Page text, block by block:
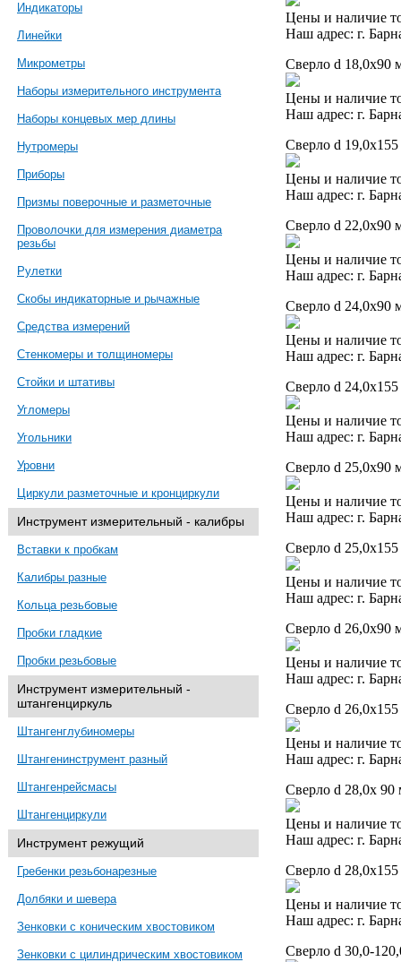
Индикаторы
Линейки
Микрометры
Наборы измерительного инструмента
Наборы концевых мер длины
Нутромеры
Приборы
Призмы поверочные и разметочные
Проволочки для измерения диаметра
резьбы
Рулетки
Скобы индикаторные и рычажные
Средства измерений
Стенкомеры и толщиномеры
Стойки и штативы
Угломеры
Угольники
Уровни
Циркули разметочные и кронциркули
Инструмент измерительный - калибры
Вставки к пробкам
Калибры разные
Кольца резьбовые
Пробки гладкие
Пробки резьбовые
Инструмент измерительный -
штангенциркуль
Штангенглубиномеры
Штангенинструмент разный
Штангенрейсмасы
Штангенциркули
Инструмент режущий
Гребенки резьбонарезные
Долбяки и шевера
Зенковки с коническим хвостовиком
Зенковки с цилиндрическим хвостовиком
Цены и наличие
Наш адрес: г.
Сверло d 18,0х90
Цены и наличие
Наш адрес: г.
Сверло d 19,0х155
Цены и наличие
Наш адрес: г.
Сверло d 22,0х90
Цены и наличие
Наш адрес: г.
Сверло d 24,0х90
Цены и наличие
Наш адрес: г.
Сверло d 24,0х155
Цены и наличие
Наш адрес: г.
Сверло d 25,0х90
Цены и наличие
Наш адрес: г.
Сверло d 25,0х155
Цены и наличие
Наш адрес: г.
Сверло d 26,0х90
Цены и наличие
Наш адрес: г.
Сверло d 26,0х155
Цены и наличие
Наш адрес: г.
Сверло d 28,0х
Цены и наличие
Наш адрес: г.
Сверло d 28,0х155
Цены и наличие
Наш адрес: г.
Сверло d 30,0-